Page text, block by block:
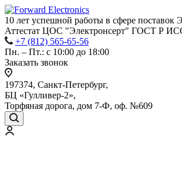
10 лет успешной работы в сфере поставок
Аттестат ЦОС "Электронсерт" ГОСТ Р
+7 (812) 565-65-56
Пн. – Пт.: с 10:00 до 18:00
Заказать звонок
197374, Санкт-Петербург,
БЦ «Гулливер-2»,
Торфяная дорога, дом 7-Ф, оф. №609